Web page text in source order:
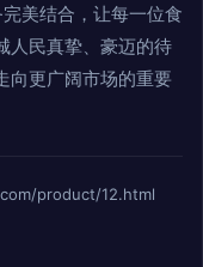
美结合，让每一位食
人民真挚、豪迈的待
向更广阔市场的重要
product/12.html